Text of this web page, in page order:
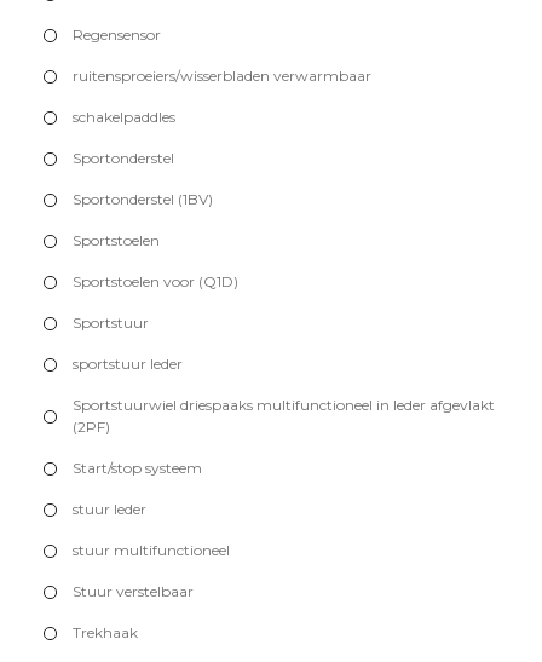
Regensensor
ruitensproeiers/wisserbladen verwarmbaar
schakelpaddles
Sportonderstel
Sportonderstel (1BV)
Sportstoelen
Sportstoelen voor (Q1D)
Sportstuur
sportstuur leder
Sportstuurwiel driespaaks multifunctioneel in leder afgevlakt
(2PF)
Start/stop systeem
stuur leder
stuur multifunctioneel
Stuur verstelbaar
Trekhaak